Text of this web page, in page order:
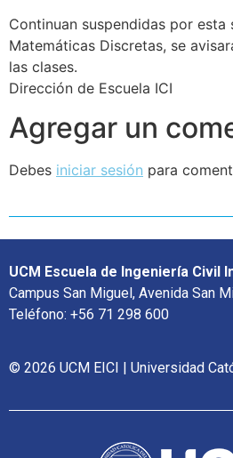
Continuan suspendidas por esta
Matemáticas Discretas, se
las clases.
Dirección de Escuela ICI
Agregar un
Debes iniciar sesión para
UCM Escuela de Ingeniería Civil
Campus San Miguel, Avenida San
Teléfono: +56 71 298 600
© 2026 UCM EICI | Universidad